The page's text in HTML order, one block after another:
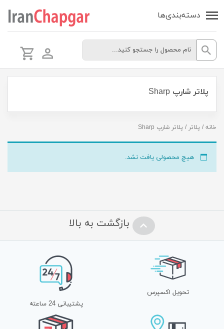
دسته‌بندی‌ها
پلاتر شارپ Sharp
خانه/ پلاتر / پلاتر شارپ Sharp
هیچ محصولی یافت نشد.
بازگشت به بالا
تحویل اکسپرس
پشتیبانی 24 ساعته